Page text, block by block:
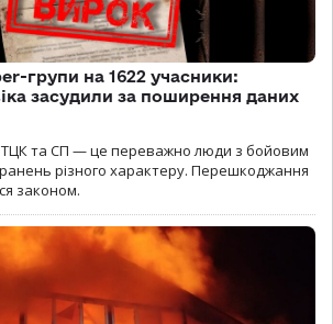
групи на 1622 учасники:
засудили за поширення даних
ТЦК та СП — це переважно люди з бойовим
різного характеру. Перешкоджання
законом.